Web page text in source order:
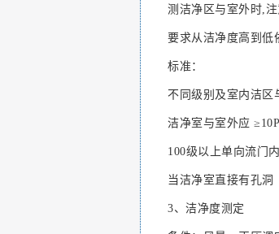
测洁净区与室外时,注
要求从洁净度高到低
标准：
不同级别及室内洁区
洁净室与室外应
100级以上单向流门
当洁净室直接有孔洞
3、洁净度测定